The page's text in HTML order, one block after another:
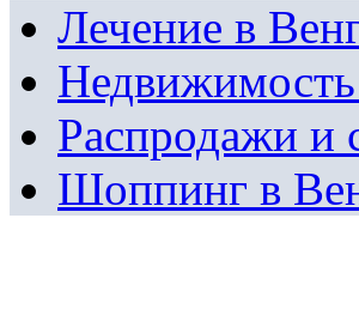
Лечение в
Распродажи и
Шоппинг в